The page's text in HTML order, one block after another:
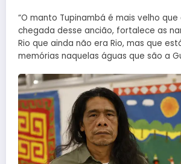
“O manto Tupinambá é mais velho que
chegada desse ancião, fortalece as
Rio que ainda não era Rio, mas que
memórias naquelas águas que são a